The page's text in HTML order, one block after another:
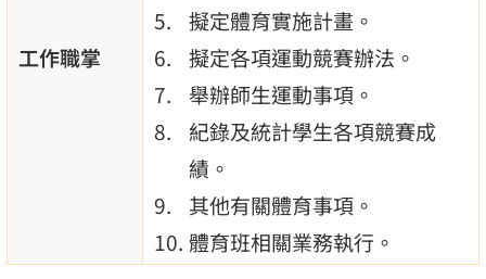
工作職掌
擬定體育實施計畫。
擬定各項運動競賽辦法。
舉辦師生運動事項。
紀錄及統計學生各項競賽成
績。
其他有關體育事項。
體育班相關業務執行。